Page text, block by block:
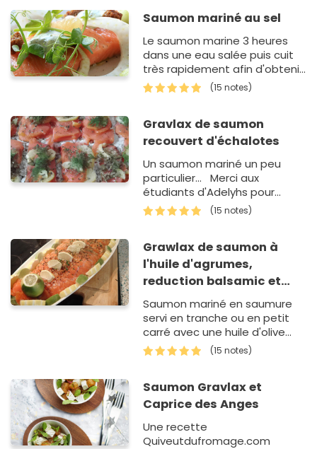
Saumon mariné au sel
Le saumon marine 3 heures
dans une eau salée puis cuit
très rapidement afin d'obtenir
un poisson très très
moelleux.C'est une recette
(15 notes)
Gravlax de saumon
recouvert d'échalotes
Un saumon mariné un peu
particulier... Merci aux
étudiants d'Adelyhs pour
cette belle recette.
(15 notes)
Grawlax de saumon à
l'huile d'agrumes,
reduction balsamic et
caviar de hareng
Saumon mariné en saumure
servi en tranche ou en petit
carré avec une huile d'olive
aromatisé au agrume,
reduction de vinaigre balsamic
(15 notes)
Saumon Gravlax et
Caprice des Anges
Une recette
Quiveutdufromage.com